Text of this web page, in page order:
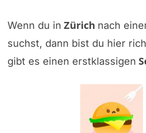
Wenn du in Zürich nach
suchst, dann bist du hier
gibt es einen erstklassigen